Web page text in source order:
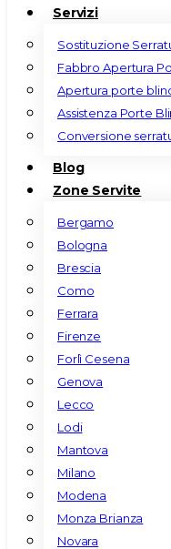
Servizi
Sostituzione
Fabbro Apertura
Apertura porte
Assistenza Porte
Conversione
Blog
Zone Servite
Bergamo
Bologna
Brescia
Como
Ferrara
Firenze
Forlì Cesena
Genova
Lecco
Lodi
Mantova
Milano
Modena
Monza Brianza
Novara